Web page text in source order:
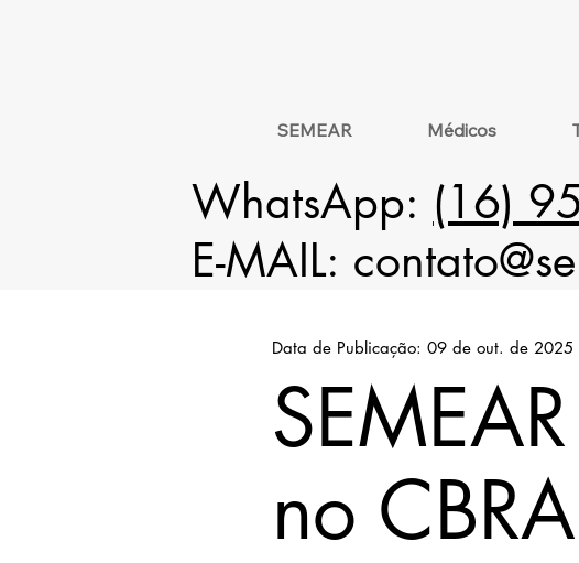
SEMEAR Médicos
WhatsApp: (16)
E-MAIL:
Data de Publicação: 09 de out. de 2025
SEMEAR
no